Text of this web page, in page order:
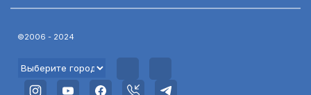
©2006 - 2024